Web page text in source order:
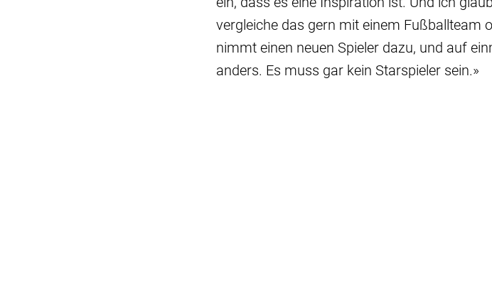
vergleiche das gern mit einem Fußballteam
nimmt einen neuen Spieler dazu, und auf
anders. Es muss gar kein Starspieler sein.»